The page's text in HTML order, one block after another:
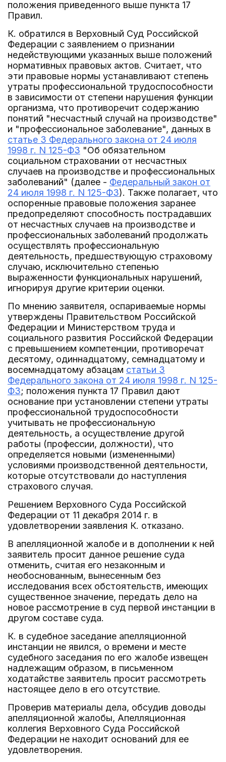
положения приведенного выше пункта 17
Правил.
К. обратился в Верховный Суд Российской
Федерации с заявлением о признании
недействующими указанных выше положений
нормативных правовых актов. Считает, что
эти правовые нормы устанавливают степень
утраты профессиональной трудоспособности
в зависимости от степени нарушения функции
организма, что противоречит содержанию
понятий "несчастный случай на производстве"
и "профессиональное заболевание", данных в
статье 3 Федерального закона от 24 июля
1998 г. N 125-ФЗ "Об обязательном
социальном страховании от несчастных
случаев на производстве и профессиональных
заболеваний" (далее - Федеральный закон от
24 июля 1998 г. N 125-ФЗ). Также полагает, что
оспоренные правовые положения заранее
предопределяют способность пострадавших
от несчастных случаев на производстве и
профессиональных заболеваний продолжать
осуществлять профессиональную
деятельность, предшествующую страховому
случаю, исключительно степенью
выраженности функциональных нарушений,
игнорируя другие критерии оценки.
По мнению заявителя, оспариваемые нормы
утверждены Правительством Российской
Федерации и Министерством труда и
социального развития Российской Федерации
с превышением компетенции, противоречат
десятому, одиннадцатому, семнадцатому и
восемнадцатому абзацам статьи 3
Федерального закона от 24 июля 1998 г. N 125-
ФЗ; положения пункта 17 Правил дают
основание при установлении степени утраты
профессиональной трудоспособности
учитывать не профессиональную
деятельность, а осуществление другой
работы (профессии, должности), что
определяется новыми (измененными)
условиями производственной деятельности,
которые отсутствовали до наступления
страхового случая.
Решением Верховного Суда Российской
Федерации от 11 декабря 2014 г. в
удовлетворении заявления К. отказано.
В апелляционной жалобе и в дополнении к ней
заявитель просит данное решение суда
отменить, считая его незаконным и
необоснованным, вынесенным без
исследования всех обстоятельств, имеющих
существенное значение, передать дело на
новое рассмотрение в суд первой инстанции в
другом составе суда.
К. в судебное заседание апелляционной
инстанции не явился, о времени и месте
судебного заседания по его жалобе извещен
надлежащим образом, в письменном
ходатайстве заявитель просит рассмотреть
настоящее дело в его отсутствие.
Проверив материалы дела, обсудив доводы
апелляционной жалобы, Апелляционная
коллегия Верховного Суда Российской
Федерации не находит оснований для ее
удовлетворения.